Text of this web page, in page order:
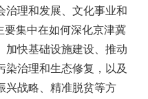
治理和发展、文化事业和
集中在如何深化京津冀
加快基础设施建设、推动
治理和生态修复，以及
兴战略、精准脱贫等方